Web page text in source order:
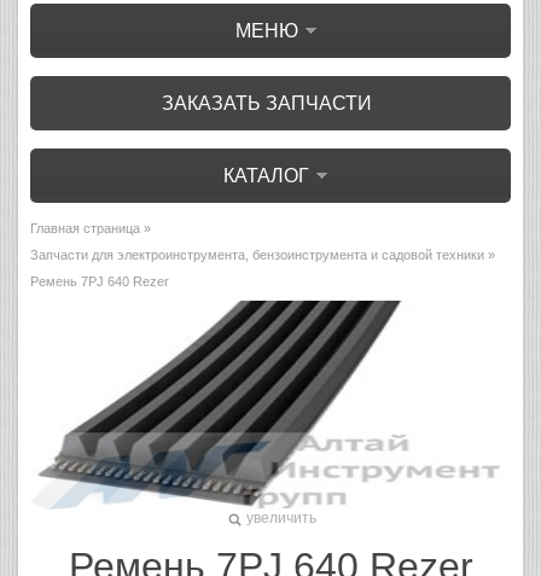
МЕНЮ
ЗАКАЗАТЬ ЗАПЧАСТИ
КАТАЛОГ
Главная страница »
Запчасти для электроинструмента, бензоинструмента и садовой техники »
Ремень 7PJ 640 Rezer
увеличить
Ремень 7PJ 640 Rezer